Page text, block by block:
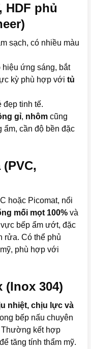
HDF phủ
sạch, có nhiều màu
hiệu ứng sáng, bắt
kỳ phù hợp với tủ
đẹp tinh tế.
gỉ, nhôm cũng
cần độ bền đặc
hoặc Picomat, nổi
mối mọt 100% và
bếp ẩm ướt, đặc
rửa. Có thể phủ
phù hợp với
304)
nhiệt, chịu lực và
bếp nấu chuyên
Thường kết hợp
tăng tính thẩm mỹ.